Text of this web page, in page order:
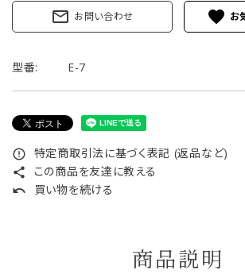
mail_outline お問い合わせ favorite
型番: E-7
error_outline 特定商取引法に基づく表記 (返品など)
share この商品を友達に教える
undo 買い物を続ける
商品説明